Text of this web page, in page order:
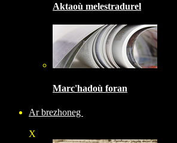
Aktaoù melestradurel
Marc'hadoù foran
Ar brezhoneg
X